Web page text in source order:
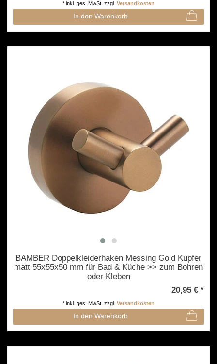
In den Warenkorb
* inkl. ges. MwSt. zzgl. Versandkosten
BAMBER Doppelkleiderhaken Messing Gold Kupfer
matt 55x55x50 mm für Bad & Küche >> zum Bohren
oder Kleben
20,95 € *
In den Warenkorb
* inkl. ges. MwSt. zzgl. Versandkosten